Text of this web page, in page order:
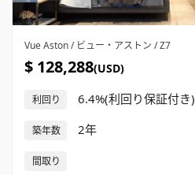
Vue Aston / ビュー・アストン / Z7
$ 128,288(USD)
利回り 6.4%(利回り保証付き)
築年数 2年
間取り